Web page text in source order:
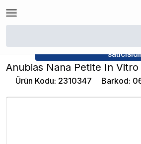
/
Anubias Nana Petite In Vitro
Ürün Kodu: 2310347 Barkod: